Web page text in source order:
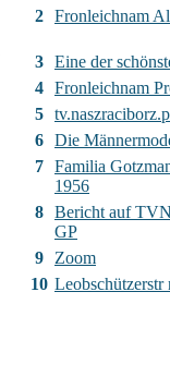
2 Fronleichnam
3 Eine der
4 Fronleichnam
5
6 Die
7 Familia
1956
8 Bericht auf
GP
9
Zoom
10 Leobschützerstr